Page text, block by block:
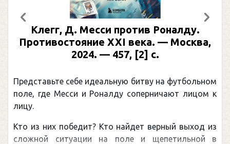
Клегг, Д. Месси против Роналду.
Противостояние XXI века. — Москва,
2024. — 457, [2] с.
Представьте себе идеальную битву на футбольном
поле, где Месси и Роналду соперничают лицом к
лицу.
Кто из них победит? Кто найдет верный выход из
сложной ситуации на поле и щепетильной в
Предыдущий